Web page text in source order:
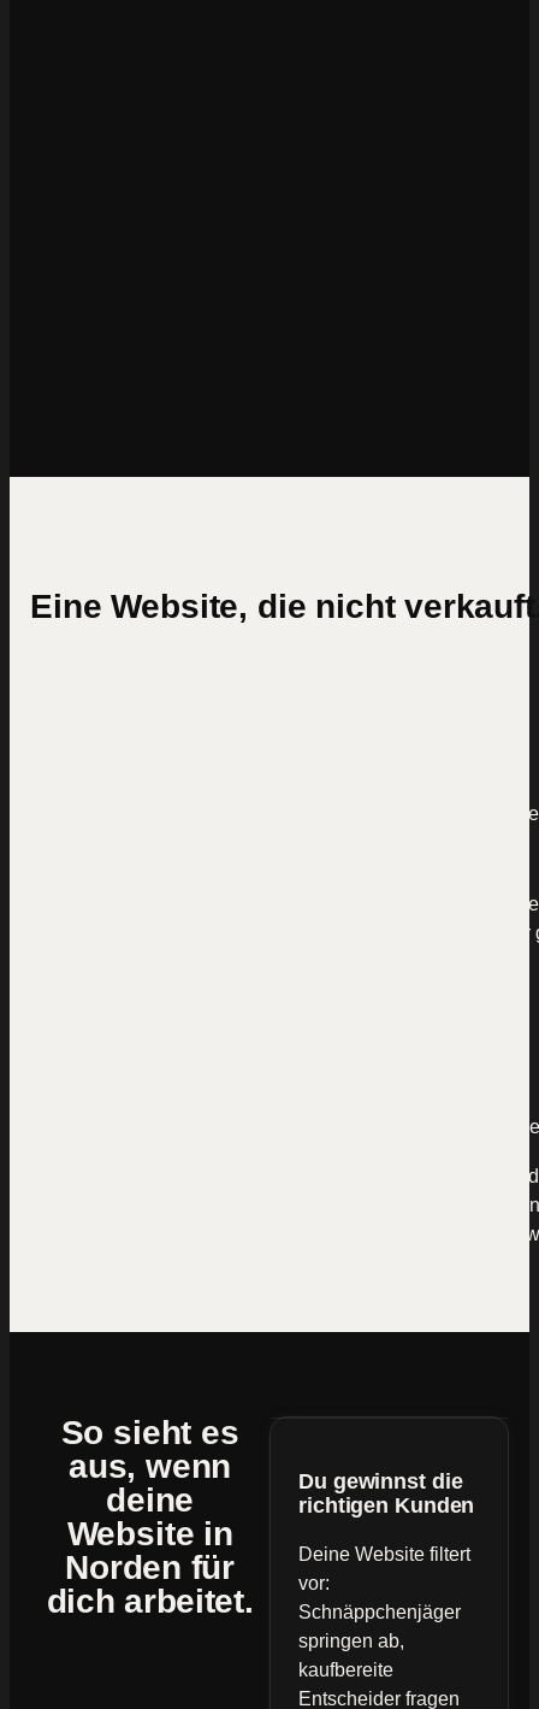
Eine Website, die nicht
Wenn deine Zielgruppe nach deiner Lösung sucht,
Wenn dein
dich runter
Mal kommt eine Anfrage über die Website rein, mal
Rechne kurz mit: Wenn ein Neukunde dir 5.000 € bringt
Website nur eine einzige Anfrage pro Monat liegen lässt,
60.000 € im Jahr. Das ist der Preis von „machen wir
So sieht es
aus, wenn
deine
Website in
Norden für
dich arbeitet.
Du gewinnst die
richtigen Kunden
Deine Website filtert
vor:
Schnäppchenjäger
springen ab,
kaufbereite
Entscheider fragen